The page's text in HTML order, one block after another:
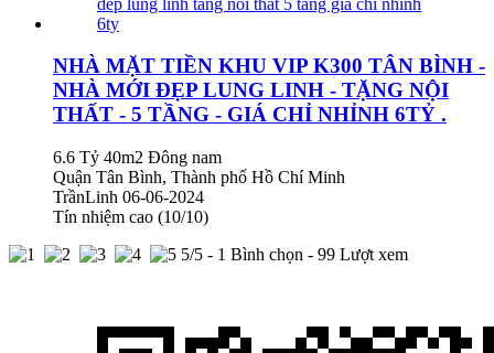
NHÀ MẶT TIỀN KHU VIP K300 TÂN BÌNH -
NHÀ MỚI ĐẸP LUNG LINH - TẶNG NỘI
THẤT - 5 TẦNG - GIÁ CHỈ NHỈNH 6TỶ .
6.6 Tỷ 40m2 Đông nam
Quận Tân Bình, Thành phố Hồ Chí Minh
TrầnLinh 06-06-2024
Tín nhiệm cao (10/10)
5/5 - 1 Bình chọn - 99 Lượt xem